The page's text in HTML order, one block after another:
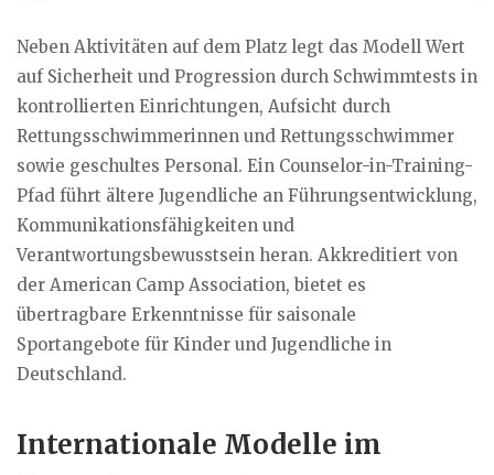
Neben Aktivitäten auf dem Platz legt das Modell Wert
auf Sicherheit und Progression durch Schwimmtests in
kontrollierten Einrichtungen, Aufsicht durch
Rettungsschwimmerinnen und Rettungsschwimmer
sowie geschultes Personal. Ein Counselor-in-Training-
Pfad führt ältere Jugendliche an Führungsentwicklung,
Kommunikationsfähigkeiten und
Verantwortungsbewusstsein heran. Akkreditiert von
der American Camp Association, bietet es
übertragbare Erkenntnisse für saisonale
Sportangebote für Kinder und Jugendliche in
Deutschland.
Internationale Modelle im